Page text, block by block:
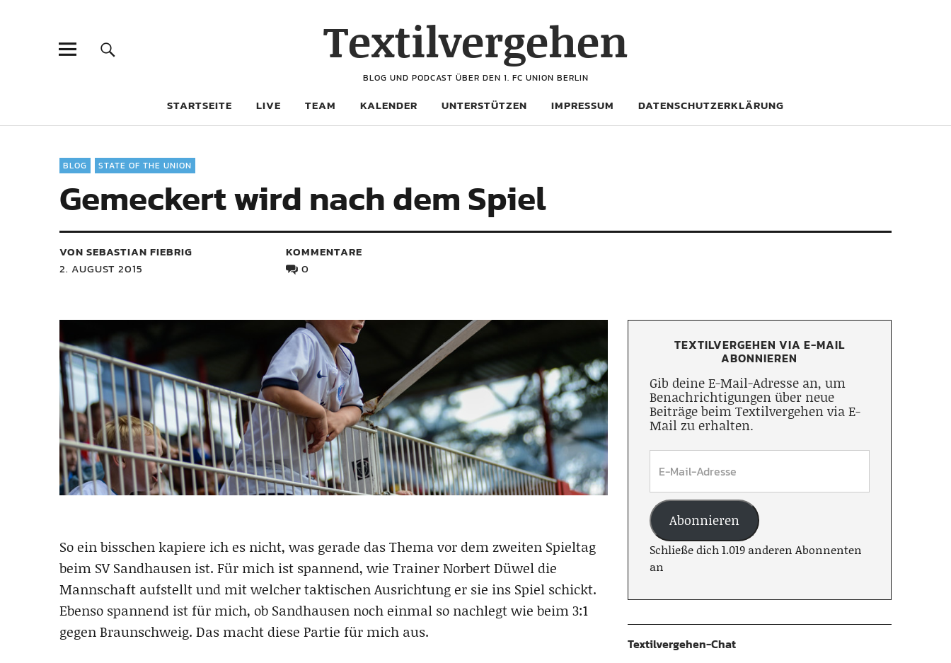
Textilvergehen
BLOG UND PODCAST ÜBER DEN 1. FC UNION BERLIN
STARTSEITE LIVE TEAM KALENDER UNTERSTÜTZEN IMPRESSUM DATENSCHUTZERKLÄRUNG
BLOG STATE OF THE UNION
Gemeckert wird nach dem Spiel
VON SEBASTIAN FIEBRIG
2. AUGUST 2015
KOMMENTARE
0
So ein bisschen kapiere ich es nicht, was gerade das Thema vor dem zweiten Spieltag
beim SV Sandhausen ist. Für mich ist spannend, wie Trainer Norbert Düwel die
Mannschaft aufstellt und mit welcher taktischen Ausrichtung er sie ins Spiel schickt.
Ebenso spannend ist für mich, ob Sandhausen noch einmal so nachlegt wie beim 3:1
gegen Braunschweig. Das macht diese Partie für mich aus.
TEXTILVERGEHEN VIA E-MAIL
ABONNIEREN
Gib deine E-Mail-Adresse an, um
Benachrichtigungen über neue
Beiträge beim Textilvergehen via E-
Mail zu erhalten.
Abonnieren
Schließe dich 1.019 anderen Abonnenten
an
Textilvergehen-Chat